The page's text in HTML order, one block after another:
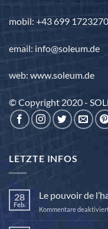
mobil: +43 699
email: info@soleum.de
web: www.soleum.de
© Copyright 2020 -
LETZTE INFOS
28
Feb.
Le pouvoir de
Kommentare